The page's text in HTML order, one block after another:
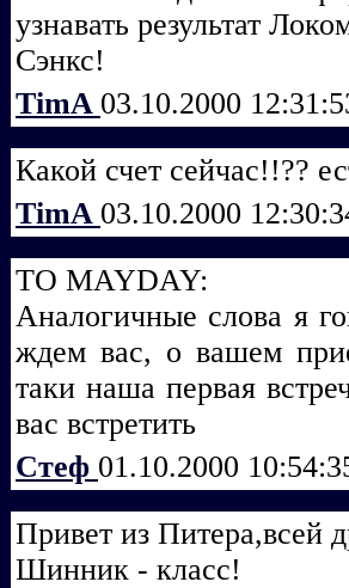
узнавать результат
Сэнкс!
TimA 03.10.2000
Какой счет сейчас!!??
TimA 03.10.2000
TO MAYDAY:
Аналогичные слова я
ждем вас, о вашем
таки наша первая
вас встретить
Стеф 01.10.2000
Привет из Питера,всей
Шинник - класс!